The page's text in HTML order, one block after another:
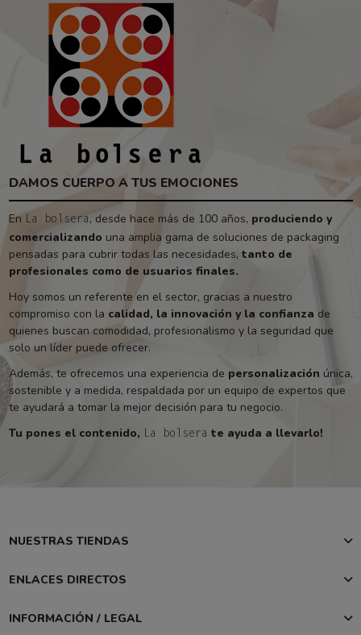
DAMOS CUERPO A TUS EMOCIONES
En La bolsera, desde hace más de 100 años, produciendo y
comercializando una amplia gama de soluciones de packaging
pensadas para cubrir todas las necesidades, tanto de
profesionales como de usuarios finales.
Hoy somos un referente en el sector, gracias a nuestro
compromiso con la calidad, la innovación y la confianza de
quienes buscan comodidad, profesionalismo y la seguridad que
solo un líder puede ofrecer.
Además, te ofrecemos una experiencia de personalización única,
sostenible y a medida, respaldada por un equipo de expertos que
te ayudará a tomar la mejor decisión para tu negocio.
Tu pones el contenido, La bolsera te ayuda a llevarlo!
NUESTRAS TIENDAS
ENLACES DIRECTOS
INFORMACIÓN / LEGAL